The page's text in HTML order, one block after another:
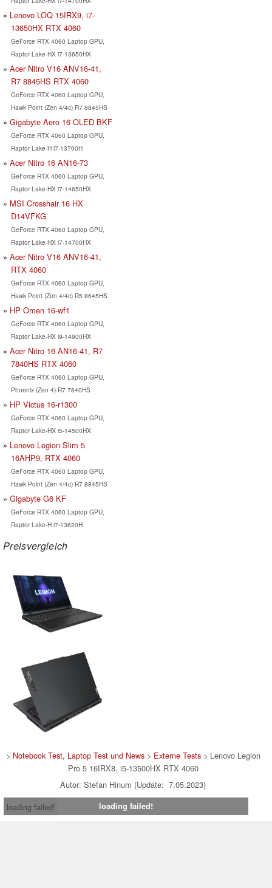
Lenovo LOQ 15IRX9, i7-
13650HX RTX 4060
GeForce RTX 4060 Laptop GPU,
Raptor Lake-HX i7-13650HX
Acer Nitro V16 ANV16-41,
R7 8845HS RTX 4060
GeForce RTX 4060 Laptop GPU,
Hawk Point (Zen 4/4c) R7 8845HS
Gigabyte Aero 16 OLED BKF
GeForce RTX 4060 Laptop GPU,
Raptor Lake-H i7-13700H
Acer Nitro 16 AN16-73
GeForce RTX 4060 Laptop GPU,
Raptor Lake-HX i7-14650HX
MSI Crosshair 16 HX
D14VFKG
GeForce RTX 4060 Laptop GPU,
Raptor Lake-HX i7-14700HX
Acer Nitro V16 ANV16-41,
RTX 4060
GeForce RTX 4060 Laptop GPU,
Hawk Point (Zen 4/4c) R5 8645HS
HP Omen 16-wf1
GeForce RTX 4060 Laptop GPU,
Raptor Lake-HX i9-14900HX
Acer Nitro 16 AN16-41, R7
7840HS RTX 4060
GeForce RTX 4060 Laptop GPU,
Phoenix (Zen 4) R7 7840HS
HP Victus 16-r1300
GeForce RTX 4060 Laptop GPU,
Raptor Lake-HX i5-14500HX
Lenovo Legion Slim 5
16AHP9, RTX 4060
GeForce RTX 4060 Laptop GPU,
Hawk Point (Zen 4/4c) R7 8845HS
Gigabyte G6 KF
GeForce RTX 4060 Laptop GPU,
Raptor Lake-H i7-13620H
Preisvergleich
> Notebook Test, Laptop Test und News> Externe Tests> Lenovo Legion
Pro 5 16IRX8, i5-13500HX RTX 4060
Autor: Stefan Hinum (Update: 7.05.2023)
loading failed!
loading failed!